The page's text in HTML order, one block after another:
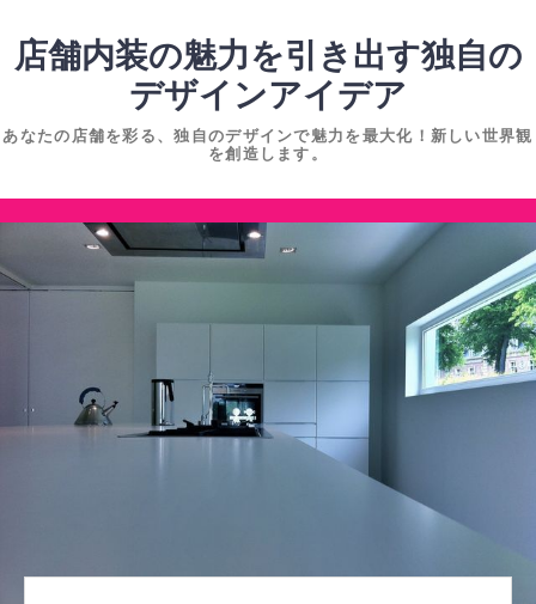
ツ
ッ
店舗内装の魅力を引き出す独自の
デザインアイデア
あなたの店舗を彩る、独自のデザインで魅力を最大化！新しい世界観
を創造します。
コ
テ